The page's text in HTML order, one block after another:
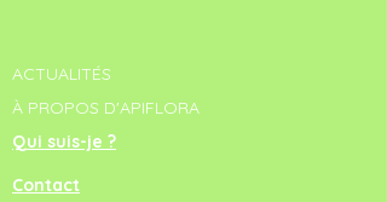
ACTUALITÉS
À PROPOS D'APIFLORA
Qui suis-je ?
Contact